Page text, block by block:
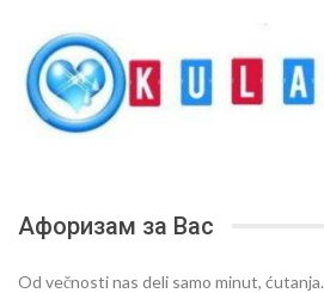
Афоризам за Вас
Od večnosti nas deli samo minut, ćutanja.